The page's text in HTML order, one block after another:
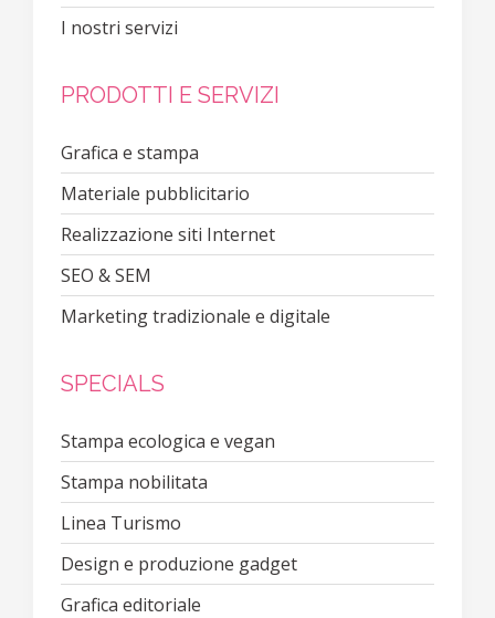
I nostri servizi
PRODOTTI E SERVIZI
Grafica e stampa
Materiale pubblicitario
Realizzazione siti Internet
SEO & SEM
Marketing tradizionale e digitale
SPECIALS
Stampa ecologica e vegan
Stampa nobilitata
Linea Turismo
Design e produzione gadget
Grafica editoriale